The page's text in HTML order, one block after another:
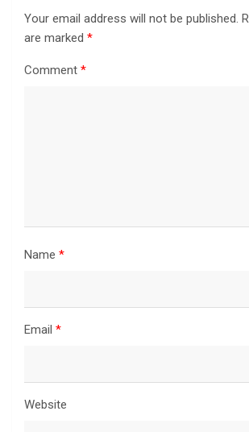
Your email address will not be published.
are marked *
Comment *
Name *
Email *
Website